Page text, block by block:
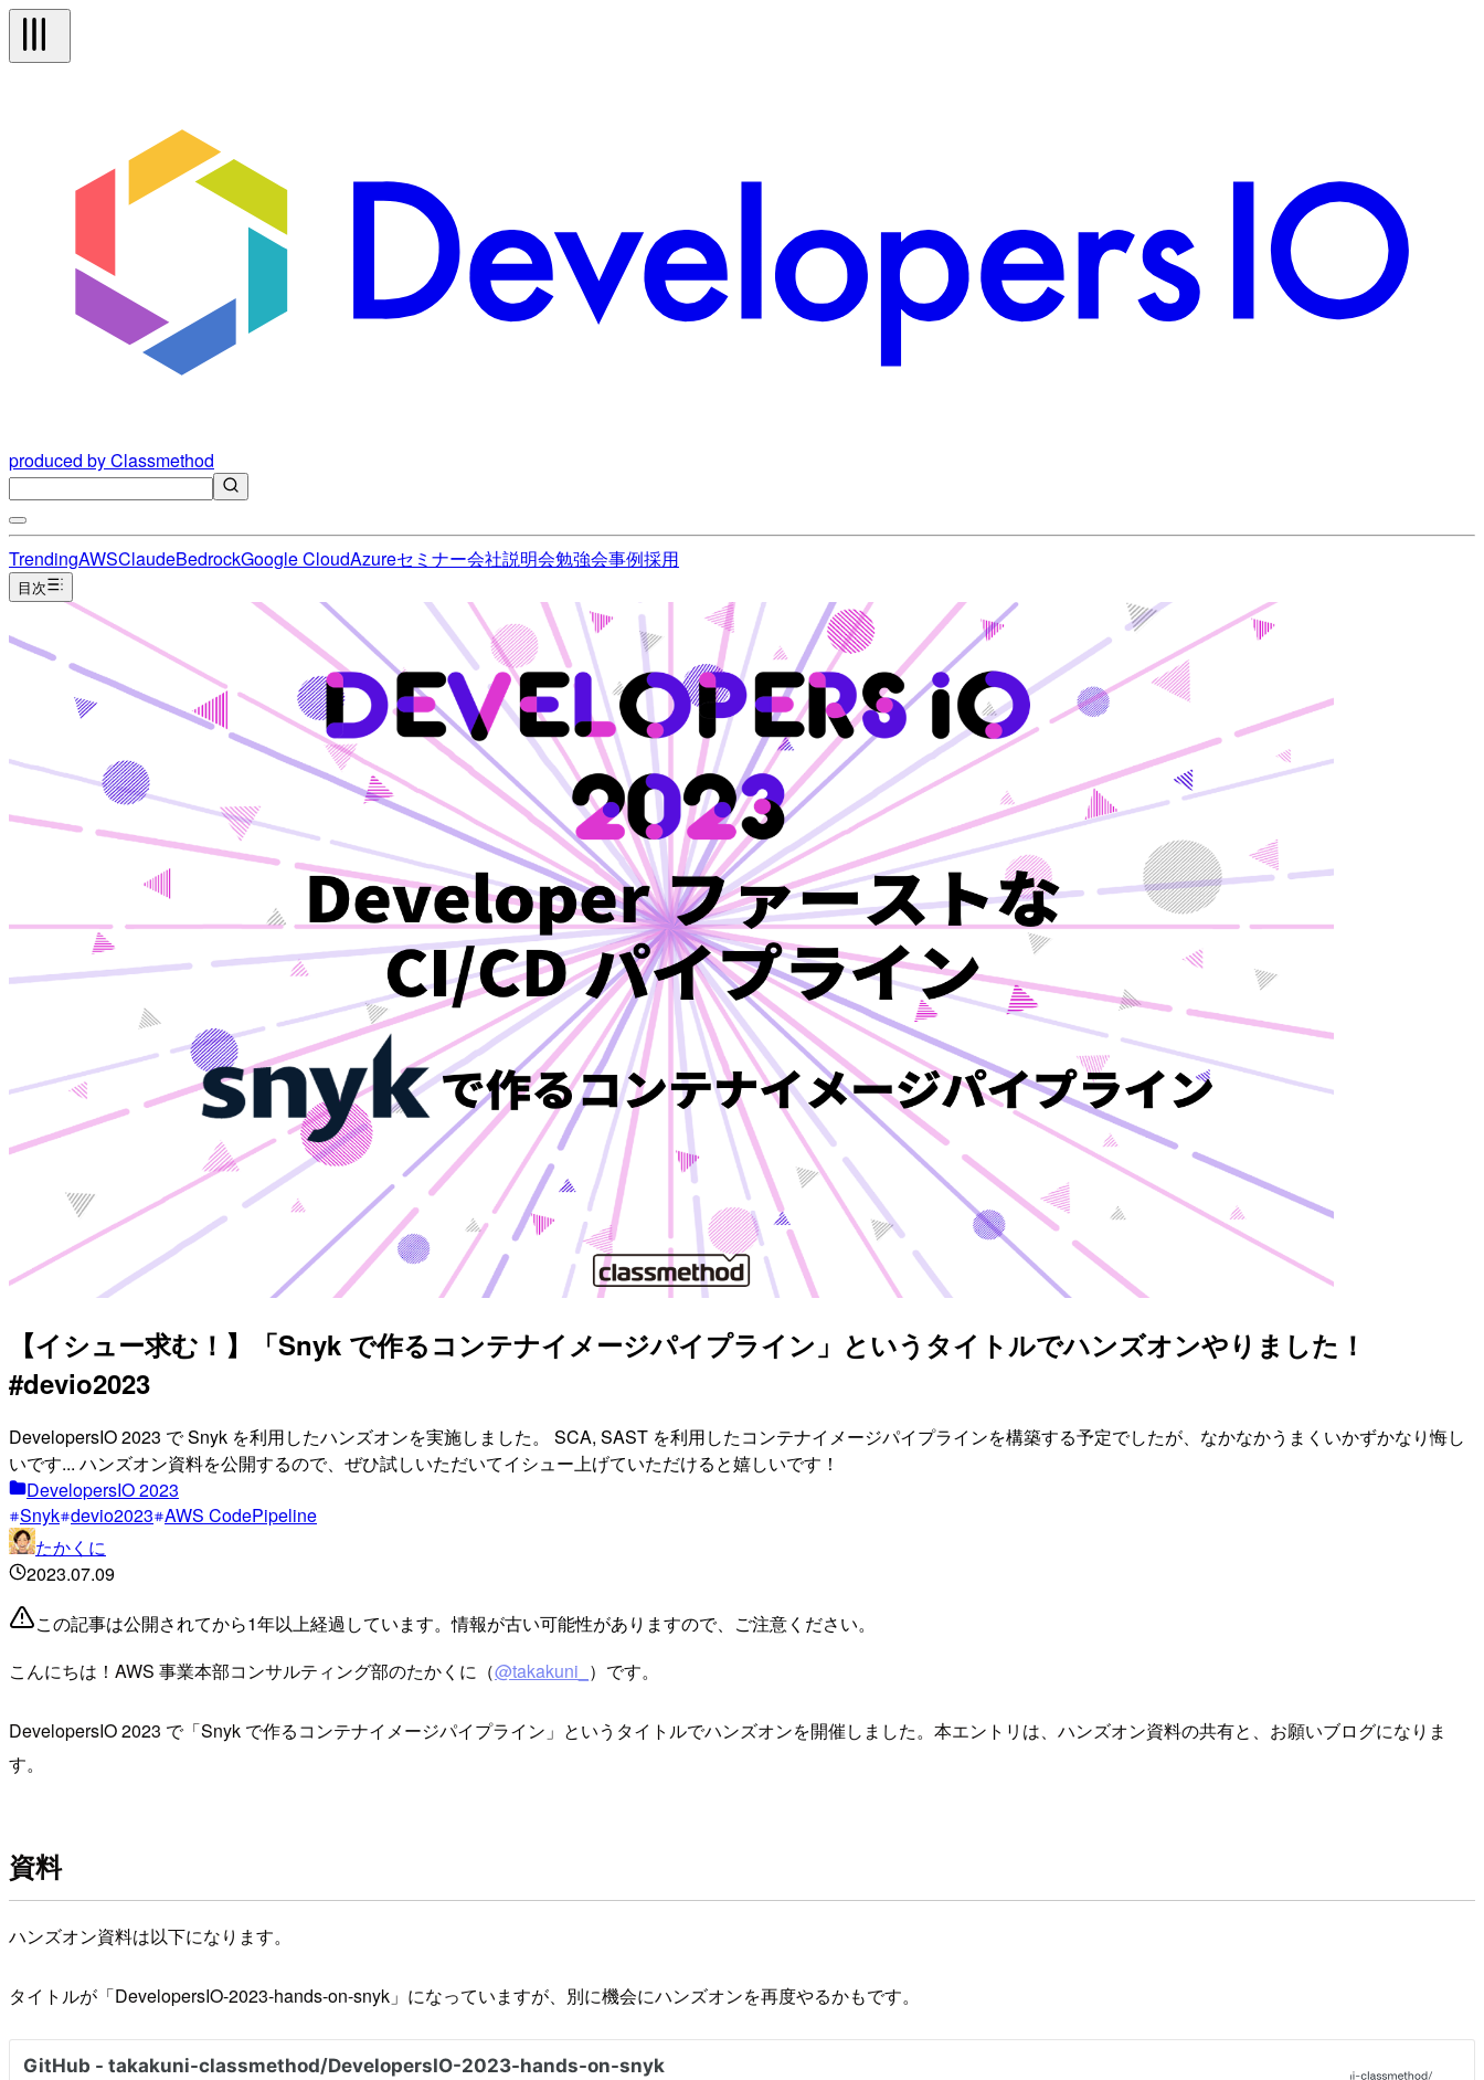
produced by Classmethod
TrendingAWSClaudeBedrockGoogle CloudAzureセミナー会社説明会勉強会事例採用
目次
【イシュー求む！】「Snyk で作るコンテナイメージパイプライン」というタイトルでハンズオンやりました！
#devio2023
DevelopersIO 2023 で Snyk を利用したハンズオンを実施しました。 SCA, SAST を利用したコンテナイメージパイプラインを構築する予定でしたが、なかなかうまくいかずかなり悔し
いです... ハンズオン資料を公開するので、ぜひ試しいただいてイシュー上げていただけると嬉しいです！
DevelopersIO 2023
Snyk devio2023 AWS CodePipeline
たかくに
2023.07.09
この記事は公開されてから1年以上経過しています。情報が古い可能性がありますので、ご注意ください。
こんにちは！AWS 事業本部コンサルティング部のたかくに（@takakuni_ ）です。
DevelopersIO 2023 で「Snyk で作るコンテナイメージパイプライン」というタイトルでハンズオンを開催しました。本エントリは、ハンズオン資料の共有と、お願いブログになりま
す。
資料
ハンズオン資料は以下になります。
タイトルが「DevelopersIO-2023-hands-on-snyk」になっていますが、別に機会にハンズオンを再度やるかもです。